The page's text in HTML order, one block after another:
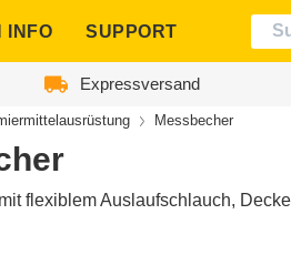
INFO SUPPORT
Expressversand
Messbecher
flexiblem Auslaufschlauch,